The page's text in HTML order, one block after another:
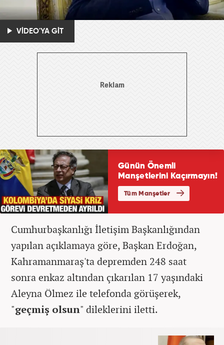
VİDEO'YA GİT
Cumhurbaşkanlığı İletişim Başkanlığından
yapılan açıklamaya göre, Başkan Erdoğan,
Kahramanmaraş'ta depremden 248 saat
sonra enkaz altından çıkarılan 17 yaşındaki
Aleyna Ölmez ile telefonda görüşerek,
"geçmiş olsun" dileklerini iletti.